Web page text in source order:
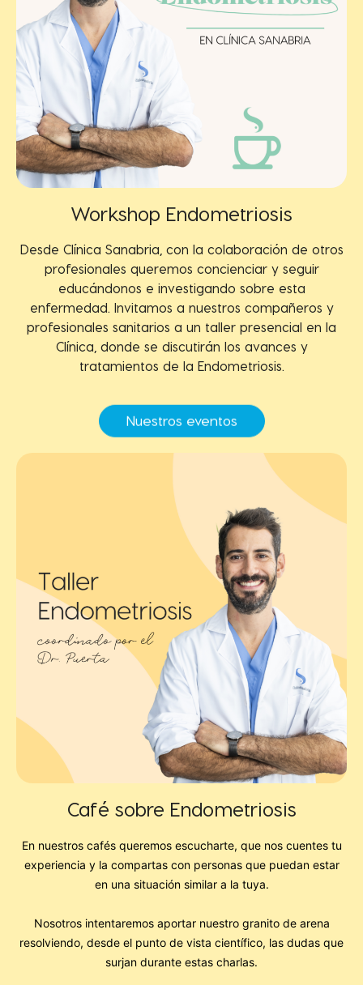
Workshop Endometriosis
Desde Clínica Sanabria, con la colaboración de otros
profesionales queremos concienciar y seguir
educándonos e investigando sobre esta
enfermedad. Invitamos a nuestros compañeros y
profesionales sanitarios a un taller presencial en la
Clínica, donde se discutirán los avances y
tratamientos de la Endometriosis.
Nuestros eventos
Café sobre Endometriosis
En nuestros cafés queremos escucharte, que nos cuentes tu
experiencia y la compartas con personas que puedan estar
en una situación similar a la tuya.
Nosotros intentaremos aportar nuestro granito de arena
resolviendo, desde el punto de vista científico, las dudas que
surjan durante estas charlas.